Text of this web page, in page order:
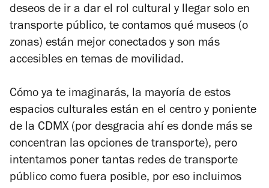
deseos de ir a dar el rol cultural y llegar solo en
transporte público, te contamos qué museos (o
zonas) están mejor conectados y son más
accesibles en temas de movilidad.
Cómo ya te imaginarás, la mayoría de estos
espacios culturales están en el centro y poniente
de la CDMX (por desgracia ahí es donde más se
concentran las opciones de transporte), pero
intentamos poner tantas redes de transporte
público como fuera posible, por eso incluimos